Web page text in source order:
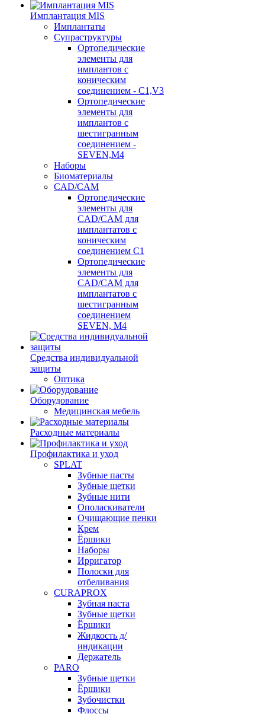
Имплантация MIS
Имплантаты
Супраструктуры
Ортопедические
элементы для
имплантов с
коническим
соединением - C1,V3
Ортопедические
элементы для
имплантов с
шестигранным
соединением -
SEVEN,M4
Наборы
Биоматериалы
CAD/CAM
Ортопедические
элементы для
CAD/CAM для
имплантатов с
коническим
соединением С1
Ортопедические
элементы для
CAD/CAM для
имплантатов с
шестигранным
соединением
SEVEN, М4
Средства индивидуальной
защиты
Оптика
Оборудование
Медицинская мебель
Расходные материалы
Профилактика и уход
SPLAT
Зубные пасты
Зубные щетки
Зубные нити
Ополаскиватели
Очищающие пенки
Крем
Ёршики
Наборы
Ирригатор
Полоски для
отбеливания
CURAPROX
Зубная паста
Зубные щетки
Ёршики
Жидкость д/
индикации
Держатель
PARO
Зубные щетки
Ёршики
Зубочистки
Флоссы